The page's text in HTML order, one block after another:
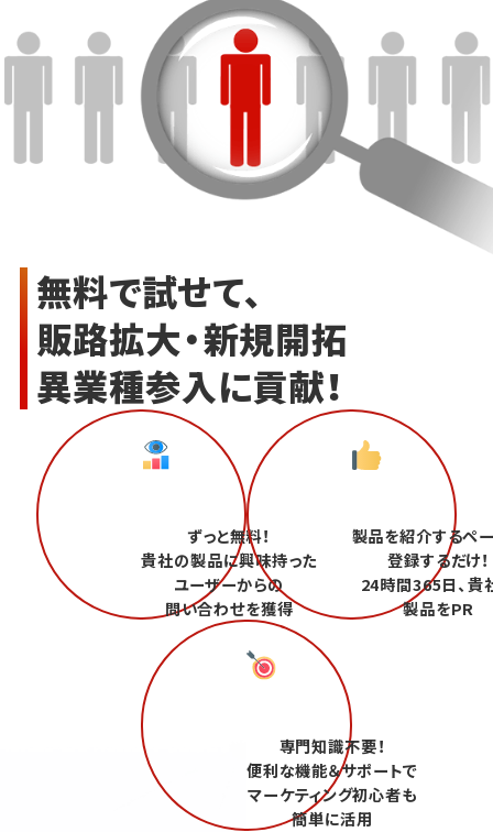
無料で試せて、
販路拡大・新規開拓
異業種参入に貢献！
ずっと無料！
貴社の製品に興味持った
ユーザーからの
問い合わせを獲得
製品を紹介するペ
登録するだけ！
24時間365日、貴
製品をPR
専門知識不要！
便利な機能＆サポートで
マーケティング初心者も
簡単に活用